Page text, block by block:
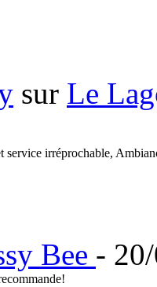
sur Le
service irréprochable,
Bee -